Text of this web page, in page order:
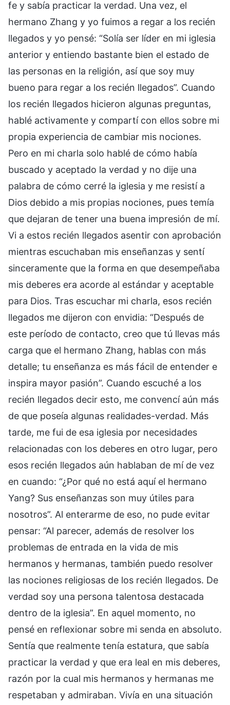
fe y sabía practicar la verdad. Una vez, el
hermano Zhang y yo fuimos a regar a los recién
llegados y yo pensé: “Solía ser líder en mi iglesia
anterior y entiendo bastante bien el estado de
las personas en la religión, así que soy muy
bueno para regar a los recién llegados”. Cuando
los recién llegados hicieron algunas preguntas,
hablé activamente y compartí con ellos sobre mi
propia experiencia de cambiar mis nociones.
Pero en mi charla solo hablé de cómo había
buscado y aceptado la verdad y no dije una
palabra de cómo cerré la iglesia y me resistí a
Dios debido a mis propias nociones, pues temía
que dejaran de tener una buena impresión de mí.
Vi a estos recién llegados asentir con aprobación
mientras escuchaban mis enseñanzas y sentí
sinceramente que la forma en que desempeñaba
mis deberes era acorde al estándar y aceptable
para Dios. Tras escuchar mi charla, esos recién
llegados me dijeron con envidia: “Después de
este período de contacto, creo que tú llevas más
carga que el hermano Zhang, hablas con más
detalle; tu enseñanza es más fácil de entender e
inspira mayor pasión”. Cuando escuché a los
recién llegados decir esto, me convencí aún más
de que poseía algunas realidades-verdad. Más
tarde, me fui de esa iglesia por necesidades
relacionadas con los deberes en otro lugar, pero
esos recién llegados aún hablaban de mí de vez
en cuando: “¿Por qué no está aquí el hermano
Yang? Sus enseñanzas son muy útiles para
nosotros”. Al enterarme de eso, no pude evitar
pensar: “Al parecer, además de resolver los
problemas de entrada en la vida de mis
hermanos y hermanas, también puedo resolver
las nociones religiosas de los recién llegados. De
verdad soy una persona talentosa destacada
dentro de la iglesia”. En aquel momento, no
pensé en reflexionar sobre mi senda en absoluto.
Sentía que realmente tenía estatura, que sabía
practicar la verdad y que era leal en mis deberes,
razón por la cual mis hermanos y hermanas me
respetaban y admiraban. Vivía en una situación